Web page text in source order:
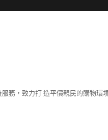
務，致力打 造平價親民的購物環